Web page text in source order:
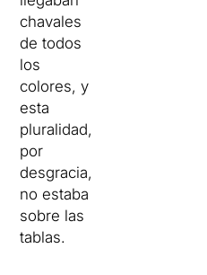
chavales
de todos
los
colores, y
esta
pluralidad,
por
desgracia,
no estaba
sobre las
tablas.